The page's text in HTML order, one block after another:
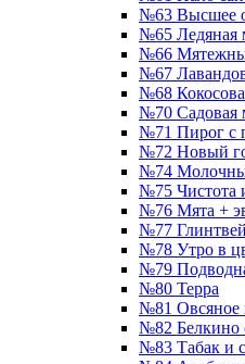
№63 Высшее
№65 Ледяная
№66
№67
№68
№70 Садовая
№71 Пирог с
№72 Новый
№74
№75 Чистота
№76 Мята +
№77
№78 Утро в
№79
№80 Терра
№81 Овсяное
№82 Белкино
№83 Табак и